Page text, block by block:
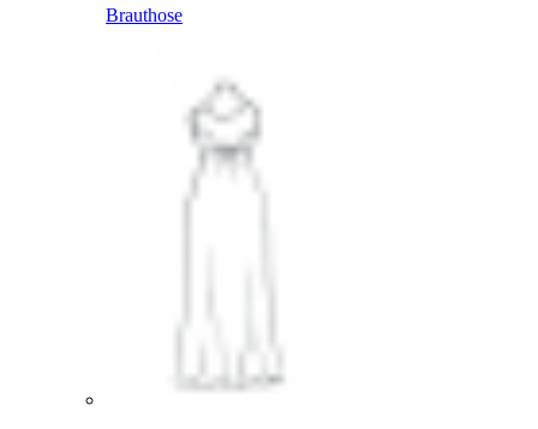
Brauthose